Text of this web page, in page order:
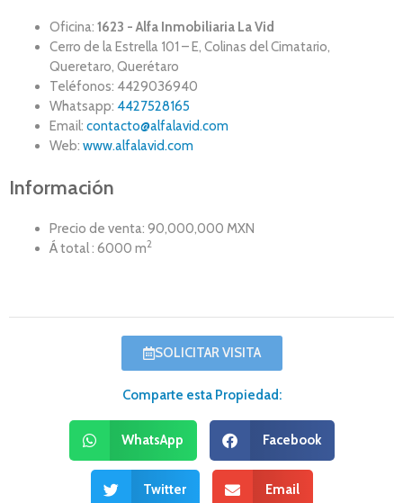
Oficina: 1623 - Alfa Inmobiliaria La Vid
Cerro de la Estrella 101 – E, Colinas del Cimatario,
Queretaro, Querétaro
Teléfonos: 4429036940
Whatsapp: 4427528165
Email: contacto@alfalavid.com
Web: www.alfalavid.com
Información
Precio de venta: 90,000,000 MXN
Á total : 6000 m2
SOLICITAR VISITA
Comparte esta Propiedad:
WhatsApp Facebook
Twitter Email